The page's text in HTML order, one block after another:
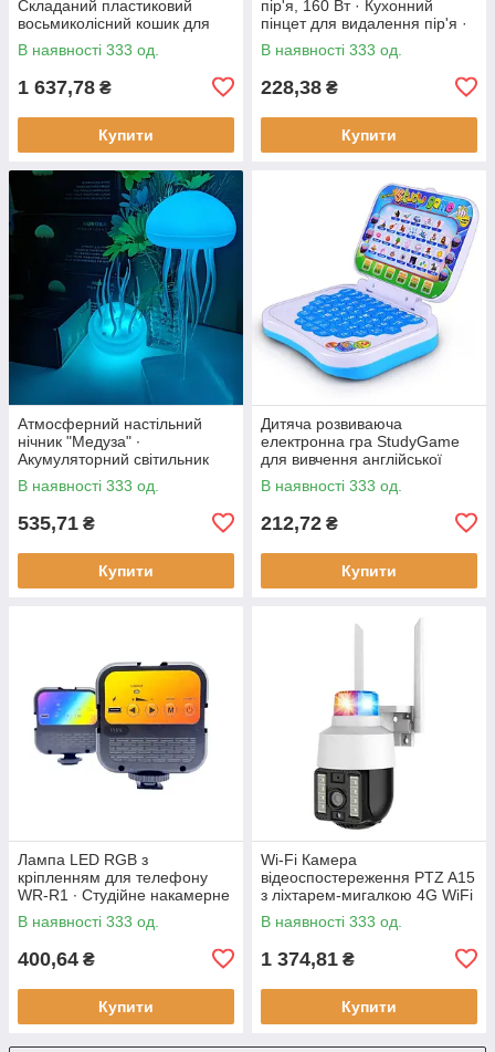
Складаний пластиковий
восьмиколісний кошик для
продуктів
В наявності 333 од.
1 637,78 ₴
Купити
пір'я, 160 Вт · Кухонний
пінцет для видалення пір'я ·
Інструмент - щипці для
ощипування птиці
В наявності 333 од.
228,38 ₴
Купити
Атмосферний настільний
нічник "Медуза" ∙
Акумуляторний світильник
В наявності 333 од.
535,71 ₴
Купити
Дитяча розвиваюча
електронна гра StudyGame
для вивчення англійської
мови · Інтерактивний
комп'ютер для дитини
В наявності 333 од.
212,72 ₴
Купити
Лампа LED RGB з
кріпленням для телефону
WR-R1 ∙ Студійне накамерне
світло 3000-7000K
В наявності 333 од.
400,64 ₴
Купити
Wi-Fi Камера
відеоспостереження PTZ A15
з ліхтарем-мигалкою 4G WiFi
Вулична відеокамера з
керуванням від телефону,
В наявності 333 од.
1 374,81 ₴
Купити